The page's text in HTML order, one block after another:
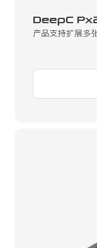
DeepC
产品支持扩展多